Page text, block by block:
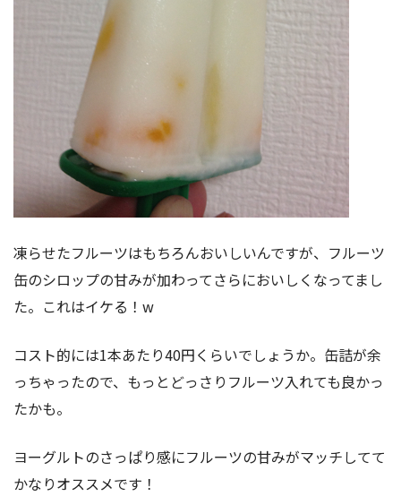
凍らせたフルーツはもちろんおいしいんですが、フルーツ
缶のシロップの甘みが加わってさらにおいしくなってまし
た。これはイケる！w
コスト的には1本あたり40円くらいでしょうか。缶詰が余
っちゃったので、もっとどっさりフルーツ入れても良かっ
たかも。
ヨーグルトのさっぱり感にフルーツの甘みがマッチしてて
かなりオススメです！